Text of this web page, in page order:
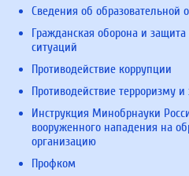
Сведения об образовательной
Гражданская оборона и
ситуаций
Противодействие коррупции
Противодействие терроризму
Инструкция Минобрнауки
вооруженного нападения на
организацию
Профком